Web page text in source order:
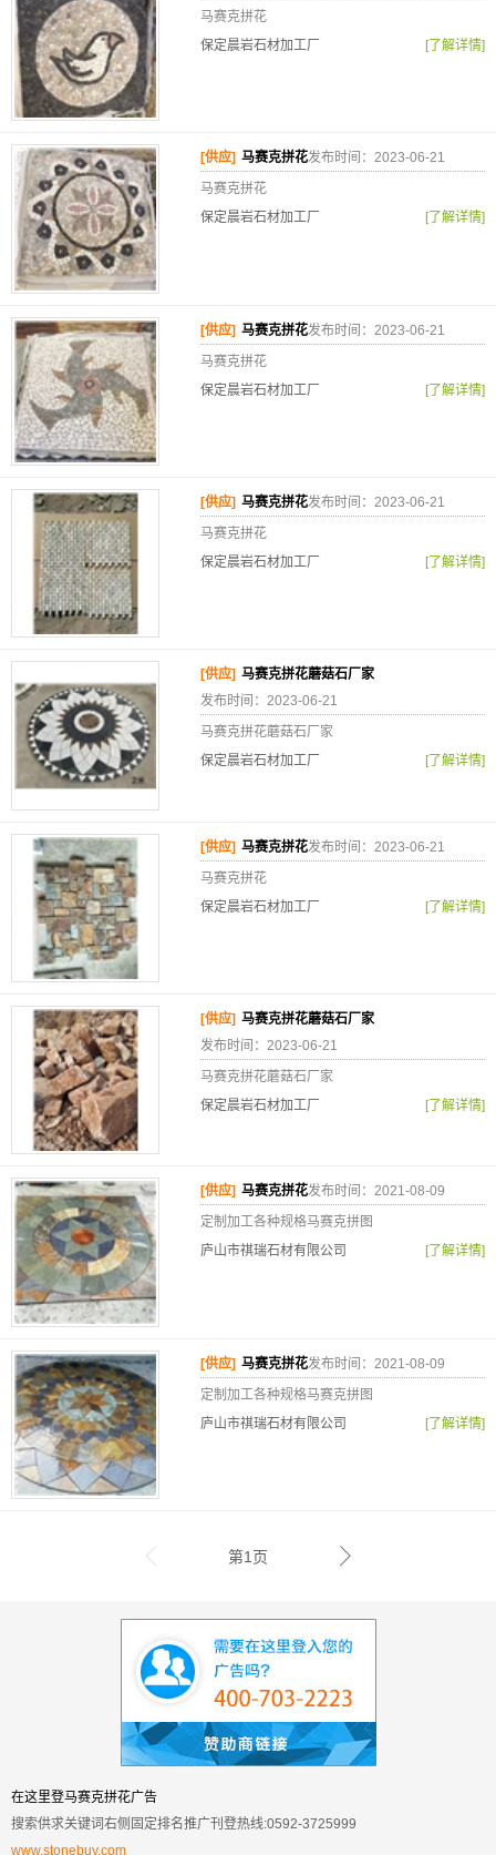
马赛克拼花
保定晨岩石材加工厂
[了解详情]
[供应] 马赛克拼花发布时间：2023-06-21
马赛克拼花
保定晨岩石材加工厂
[了解详情]
[供应] 马赛克拼花发布时间：2023-06-21
马赛克拼花
保定晨岩石材加工厂
[了解详情]
[供应] 马赛克拼花发布时间：2023-06-21
马赛克拼花
保定晨岩石材加工厂
[了解详情]
[供应] 马赛克拼花蘑菇石厂家
发布时间：2023-06-21
马赛克拼花蘑菇石厂家
保定晨岩石材加工厂
[了解详情]
[供应] 马赛克拼花发布时间：2023-06-21
马赛克拼花
保定晨岩石材加工厂
[了解详情]
[供应] 马赛克拼花蘑菇石厂家
发布时间：2023-06-21
马赛克拼花蘑菇石厂家
保定晨岩石材加工厂
[了解详情]
[供应] 马赛克拼花发布时间：2021-08-09
定制加工各种规格马赛克拼图
庐山市祺瑞石材有限公司
[了解详情]
[供应] 马赛克拼花发布时间：2021-08-09
定制加工各种规格马赛克拼图
庐山市祺瑞石材有限公司
[了解详情]
第1页
在这里登马赛克拼花广告
搜索供求关键词右侧固定排名推广刊登热线:0592-3725999
www.stonebuy.com